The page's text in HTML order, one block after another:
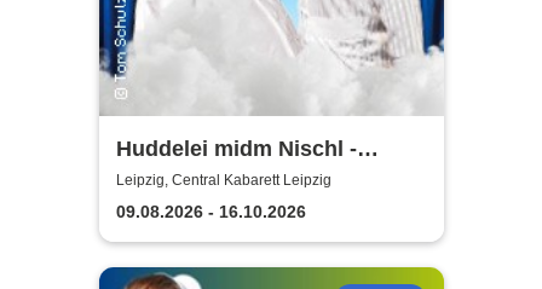
Huddelei midm Nischl -
Central Kabarett Leipzig
Leipzig, Central Kabarett Leipzig
09.08.2026 - 16.10.2026